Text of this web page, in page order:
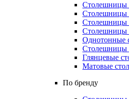
Столешницы
Столешницы
Столешницы
Столешницы
Однотонные
Столешницы
Глянцевые
Матовые
По бренду